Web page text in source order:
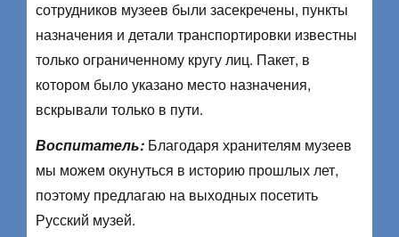
сотрудников музеев были засекречены, пункты
назначения и детали транспортировки известны
только ограниченному кругу лиц. Пакет, в
котором было указано место назначения,
вскрывали только в пути.
Воспитатель: Благодаря хранителям музеев
мы можем окунуться в историю прошлых лет,
поэтому предлагаю на выходных посетить
Русский музей.